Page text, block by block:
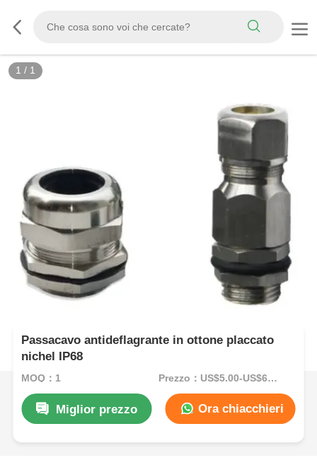
1 / 1
Passacavo antideflagrante in ottone placcato
nichel IP68
MOQ：1 Prezzo：US$5.00-US$60.00
Miglior prezzo Ora chiacchieri